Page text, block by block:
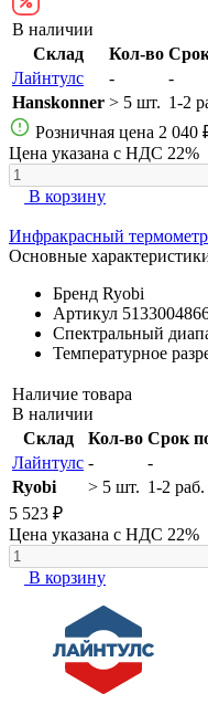
В наличии
Склад
Кол-во
Лайнтулс
-
-
Hanskonner > 5 шт. 1-2
Розничная цена 2 040
Цена указана с НДС 22%
В корзину
Инфракрасный термометр
Основные
Бренд Ryobi
Артикул
Спектральный
Температурное
Наличие товара
В наличии
Склад
Кол-во Срок
Лайнтулс -
-
Ryobi
> 5 шт. 1-2
5 523 ₽
Цена указана с НДС 22%
В корзину